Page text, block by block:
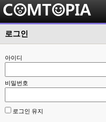
로그인
아이디
비밀번호
로그인 유지